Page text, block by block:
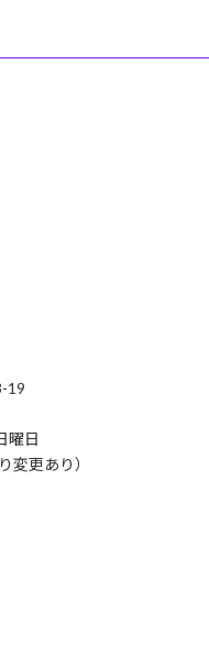
曜日
更あり）